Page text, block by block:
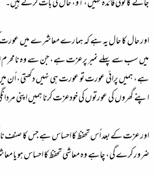
جانے کا کوئی فائدہ نہیں، آؤ، حال کی بات کرتے ہیں۔
اور حال کا حال یہ ہے کہ ہمارے معاشرے میں عورت کی
میں سب سے پہلے نمبر پرعزت ہے، جن سے وہ
ہے، ہمیں پرائی عورت تو عورت ہی نہیں دکھتی، اُن
اپنے گھروں کی عورتوں کی خودعزت کرنا ہمیں اپنی
اور عزت کے بعد اُس تحفظ کا احساس ہے جس کا صنف
ضرور کرے گی، چاہے وہ معاشی تحفظ کا احساس ہو یا